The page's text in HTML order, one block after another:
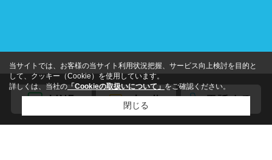
当サイトでは、お客様の当サイト利用状況把握、サービス向上検討を目的と
して、クッキー（Cookie）を使用しています。
詳しくは、当社の 「Cookieの取扱いについて」 をご確認ください。
閉じる